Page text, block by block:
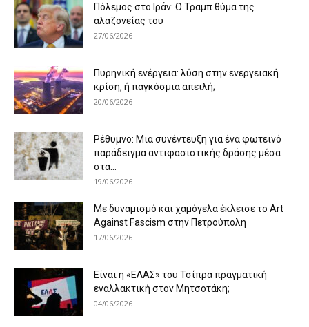
Πόλεμος στο Ιράν: Ο Τραμπ θύμα της
αλαζονείας του
27/06/2026
Πυρηνική ενέργεια: λύση στην ενεργειακή
κρίση, ή παγκόσμια απειλή;
20/06/2026
Ρέθυμνο: Μια συνέντευξη για ένα φωτεινό
παράδειγμα αντιφασιστικής δράσης μέσα
στα...
19/06/2026
Με δυναμισμό και χαμόγελα έκλεισε το Art
Against Fascism στην Πετρούπολη
17/06/2026
Είναι η «ΕΛΑΣ» του Τσίπρα πραγματική
εναλλακτική στον Μητσοτάκη;
04/06/2026